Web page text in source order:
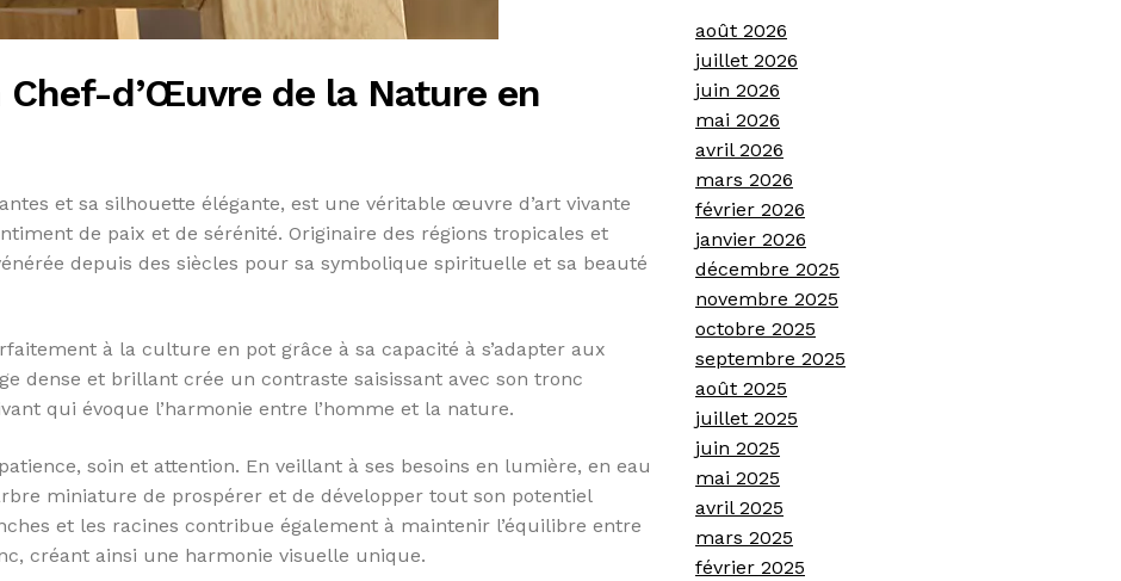
Chef-d’Œuvre de la Nature en
et sa silhouette élégante, est une véritable œuvre d’art vivante
de paix et de sérénité. Originaire des régions tropicales et
depuis des siècles pour sa symbolique spirituelle et sa beauté
à la culture en pot grâce à sa capacité à s’adapter aux
dense et brillant crée un contraste saisissant avec son tronc
qui évoque l’harmonie entre l’homme et la nature.
soin et attention. En veillant à ses besoins en lumière, en eau
miniature de prospérer et de développer tout son potentiel
et les racines contribue également à maintenir l’équilibre entre
créant ainsi une harmonie visuelle unique.
août 2026
juillet 2026
juin 2026
mai 2026
avril 2026
mars 2026
février 2026
janvier 2026
décembre 2025
novembre 2025
octobre 2025
septembre 2025
août 2025
juillet 2025
juin 2025
mai 2025
avril 2025
mars 2025
février 2025